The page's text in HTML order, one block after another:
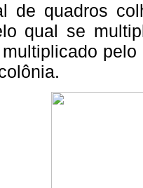
de quadros
qual se